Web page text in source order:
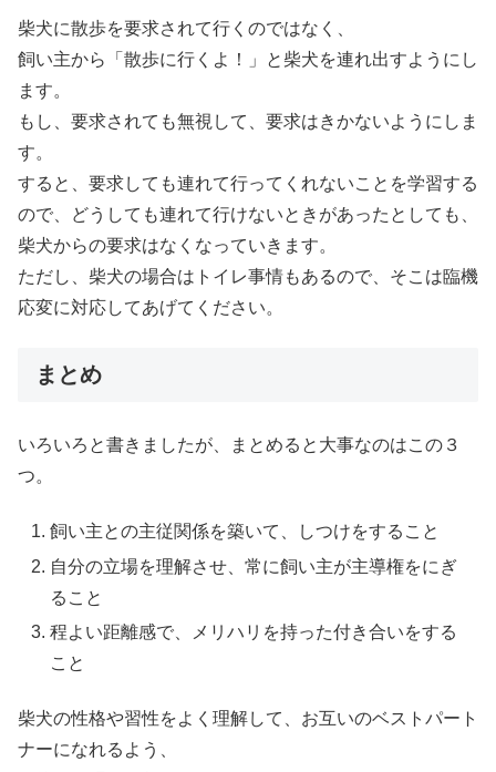
柴犬に散歩を要求されて行くのではなく、
飼い主から「散歩に行くよ！」と柴犬を連れ出すようにし
ます。
もし、要求されても無視して、要求はきかないようにしま
す。
すると、要求しても連れて行ってくれないことを学習する
ので、どうしても連れて行けないときがあったとしても、
柴犬からの要求はなくなっていきます。
ただし、柴犬の場合はトイレ事情もあるので、そこは臨機
応変に対応してあげてください。
まとめ
いろいろと書きましたが、まとめると大事なのはこの３
つ。
飼い主との主従関係を築いて、しつけをすること
自分の立場を理解させ、常に飼い主が主導権をにぎ
ること
程よい距離感で、メリハリを持った付き合いをする
こと
柴犬の性格や習性をよく理解して、お互いのベストパート
ナーになれるよう、